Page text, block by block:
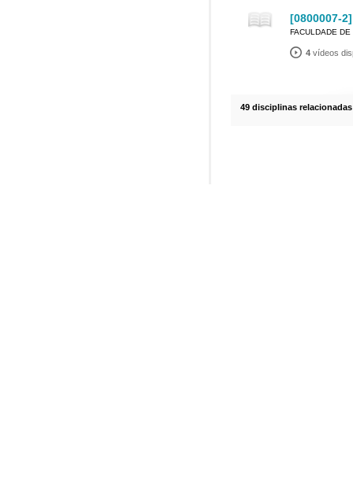
[0800007-
FACULDADE
4 vídeos
49 disciplinas